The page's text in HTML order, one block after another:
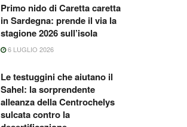
Primo nido di Caretta caretta
in Sardegna: prende il via la
stagione 2026 sull’isola
6 LUGLIO 2026
Le testuggini che aiutano il
Sahel: la sorprendente
alleanza della Centrochelys
sulcata contro la